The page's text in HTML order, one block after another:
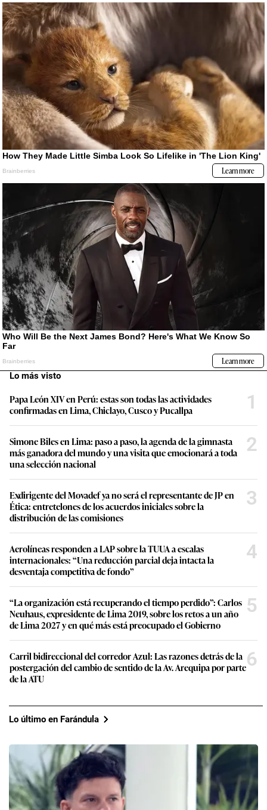
Lo más visto
Papa León XIV en Perú: estas son todas las actividades
confirmadas en Lima, Chiclayo, Cusco y Pucallpa
1
Simone Biles en Lima: paso a paso, la agenda de la gimnasta
más ganadora del mundo y una visita que emocionará a toda
una selección nacional
2
Exdirigente del Movadef ya no será el representante de JP en
Ética: entretelones de los acuerdos iniciales sobre la
distribución de las comisiones
3
Aerolíneas responden a LAP sobre la TUUA a escalas
internacionales: “Una reducción parcial deja intacta la
desventaja competitiva de fondo”
4
“La organización está recuperando el tiempo perdido”: Carlos
Neuhaus, expresidente de Lima 2019, sobre los retos a un año
de Lima 2027 y en qué más está preocupado el Gobierno
5
Carril bidireccional del corredor Azul: Las razones detrás de la
postergación del cambio de sentido de la Av. Arequipa por parte
de la ATU
6
Lo último en Farándula